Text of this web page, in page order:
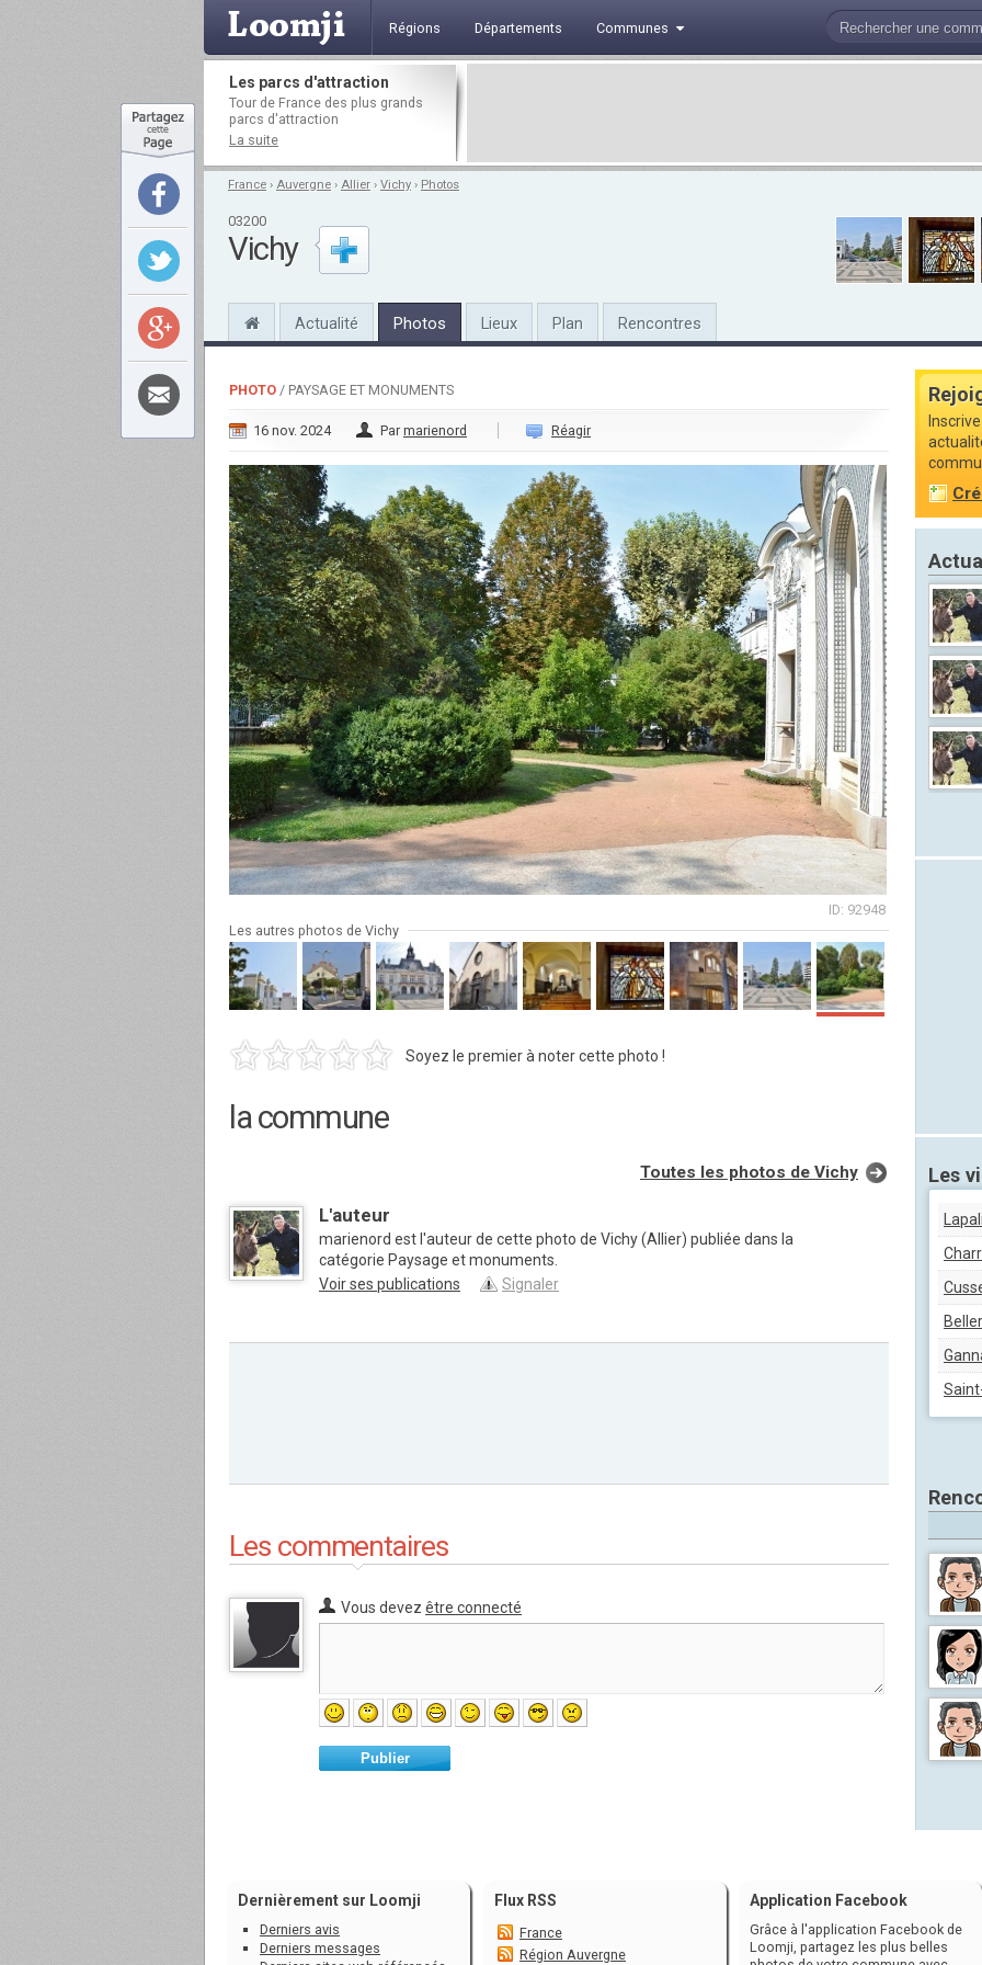
Régions Départements Communes
Les parcs d'attraction
Tour de France des plus grands
parcs d'attraction
La suite
France › Auvergne › Allier › Vichy › Photos
03200
Vichy
Actualité Photos Lieux Plan Rencontres
PHOTO / PAYSAGE ET MONUMENTS
16 nov. 2024 Par marienord Réagir
ID: 92948
Les autres photos de Vichy
Soyez le premier à noter cette photo !
la commune
Toutes les photos de Vichy
L'auteur
marienord est l'auteur de cette photo de Vichy (Allier) publiée dans la
catégorie Paysage et monuments.
Voir ses publications
Signaler
Les commentaires
Vous devez être connecté
Publier
Les
Dernièrement sur Loomji
Derniers avis
Derniers messages
Flux RSS
France
Région Auvergne
Application Facebook
Grâce à l'application Facebook de
Loomji, partagez les plus belles